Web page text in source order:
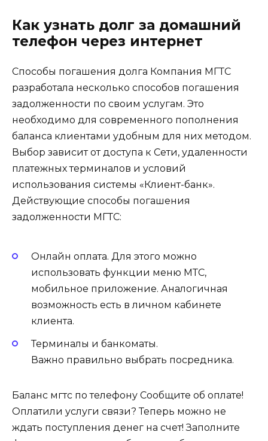
Как узнать долг за домашний
телефон через интернет
Способы погашения долга Компания МГТС
разработала несколько способов погашения
задолженности по своим услугам. Это
необходимо для современного пополнения
баланса клиентами удобным для них методом.
Выбор зависит от доступа к Сети, удаленности
платежных терминалов и условий
использования системы «Клиент-банк».
Действующие способы погашения
задолженности МГТС:
Онлайн оплата. Для этого можно
использовать функции меню МТС,
мобильное приложение. Аналогичная
возможность есть в личном кабинете
клиента.
Терминалы и банкоматы.
Важно правильно выбрать посредника.
Баланс мгтс по телефону Сообщите об оплате!
Оплатили услуги связи? Теперь можно не
ждать поступления денег на счет! Заполните